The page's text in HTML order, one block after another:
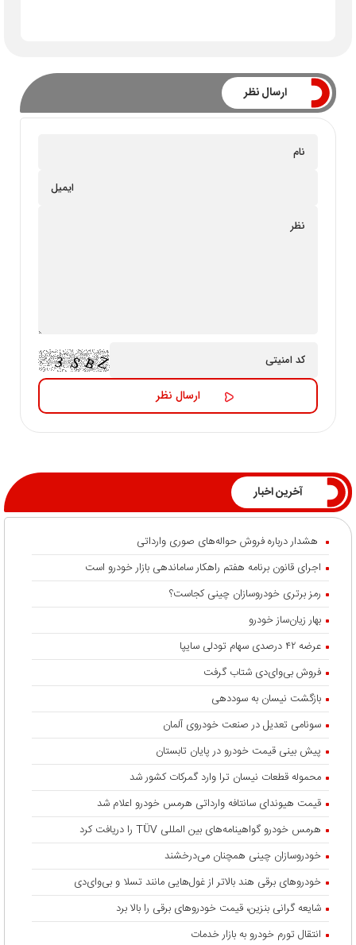
ارسال نظر
آخرین اخبار
هشدار درباره فروش حواله‌های صوری وارداتی
اجرای قانون برنامه هفتم راهکار ساماندهی بازار خودرو است
رمز برتری خودروسازان چینی کجاست؟
بهار زیان‌ساز خودرو
عرضه ۴۲ درصدی سهام تودلی سایپا
فروش بی‌وای‌دی شتاب گرفت
بازگشت نیسان به سوددهی
سونامی تعدیل در صنعت خودروی آلمان
پیش بینی قیمت خودرو در پایان تابستان
محموله قطعات نیسان ترا وارد گمرکات کشور شد
قیمت هیوندای سانتافه وارداتی هرمس خودرو اعلام شد
هرمس خودرو گواهینامه‌های بین المللی TÜV را دریافت کرد
خودروسازان چینی همچنان می‌درخشند
خودروهای برقی هند بالاتر از غول‌هایی مانند تسلا و بی‌وای‌دی
شایعه گرانی بنزین، قیمت خودروهای برقی را بالا برد
انتقال تورم خودرو به بازار خدمات